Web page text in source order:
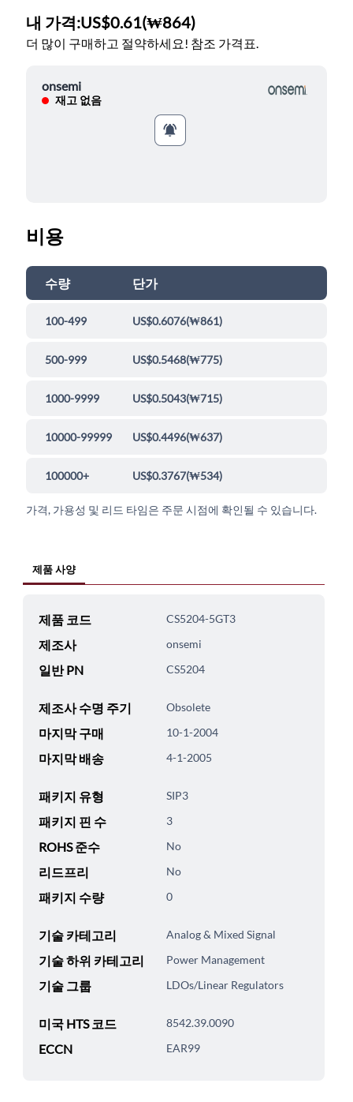
내 가격:US$0.61(₩864)
더 많이 구매하고 절약하세요! 참조 가격표.
onsemi
재고 없음
비용
수량 단가
100-499 US$0.6076(₩861)
500-999 US$0.5468(₩775)
1000-9999 US$0.5043(₩715)
10000-99999 US$0.4496(₩637)
100000+ US$0.3767(₩534)
가격, 가용성 및 리드 타임은 주문 시점에 확인될 수 있습니다.
제품 사양
제품 코드 CS5204-5GT3
제조사 onsemi
일반 PN CS5204
제조사 수명 주기 Obsolete
마지막 구매 10-1-2004
마지막 배송 4-1-2005
패키지 유형 SIP3
패키지 핀 수 3
ROHS 준수 No
리드프리 No
패키지 수량 0
기술 카테고리 Analog & Mixed Signal
기술 하위 카테고리 Power Management
기술 그룹 LDOs/Linear Regulators
미국 HTS 코드 8542.39.0090
ECCN EAR99